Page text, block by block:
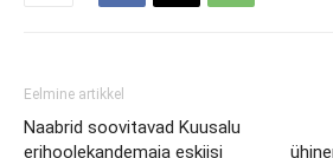
Eelmine artikkel
Naabrid soovitavad Kuusalu
erihoolekandemaja eskiisi